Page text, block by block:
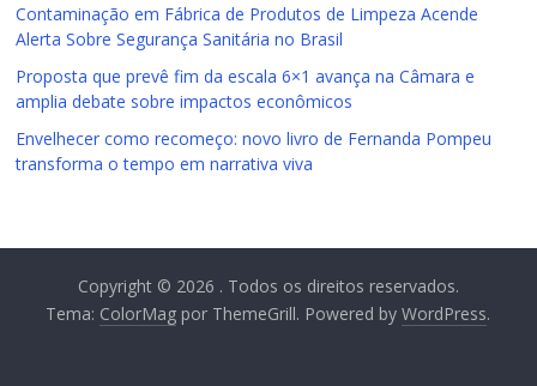
Contaminação em Fábrica de Produtos de Limpeza Acende
Alerta Sobre Segurança Sanitária no Brasil
Proposta que prevê fim da escala 6×1 avança na Câmara e
amplia debate sobre impactos econômicos
Envelhecer como recomeço: novo livro de Fernanda Pompeu
transforma o tempo em narrativa viva
Copyright © 2026 . Todos os direitos reservados.
Tema: ColorMag por ThemeGrill. Powered byWordPress.